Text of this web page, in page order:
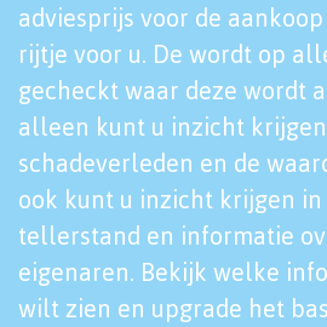
adviesprijs voor de
rijtje voor u. De wordt op
gecheckt waar deze wordt
alleen kunt u inzicht
schadeverleden en de
ook kunt u inzicht krijgen
tellerstand en informatie
eigenaren. Bekijk welke
wilt zien en upgrade het